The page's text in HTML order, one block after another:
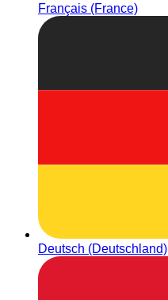
Français (France)
Deutsch (Deutschland)